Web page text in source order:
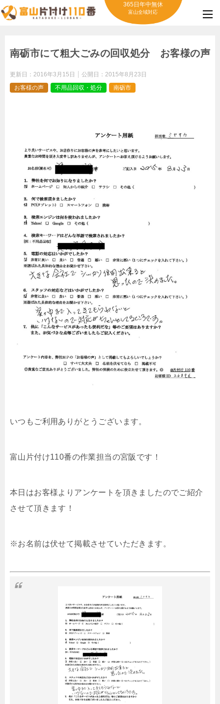
365日年中無休
富山全域対応
南砺市にて粗大ごみの回収処分 お客様の声
更新日： 2016年3月15日 公開日： 2015年8月23日
お客様の声
不用品回収・処分 南砺市
いつもご利用ありがとうございます。
富山片付け110番の作業担当の宮阪です！
本日はお客様よりアンケートを頂きましたのでご紹介
させて頂きます！
※お名前は伏せて掲載させていただきます。